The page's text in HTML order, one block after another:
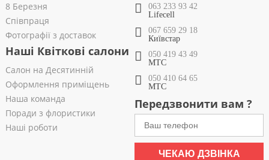
8 Березня
Співпраця
Фотографії з доставок
Наші Квіткові салони
Салон на Десятинній
Оформлення приміщень
Наша команда
Поради з флористики
Наші роботи
063 233 93 42
Lifecell
067 659 29 18
Київстар
050 419 43 49
МТС
050 410 64 65
МТС
Передзвонити вам ?
ЧЕКАЮ ДЗВІНКА